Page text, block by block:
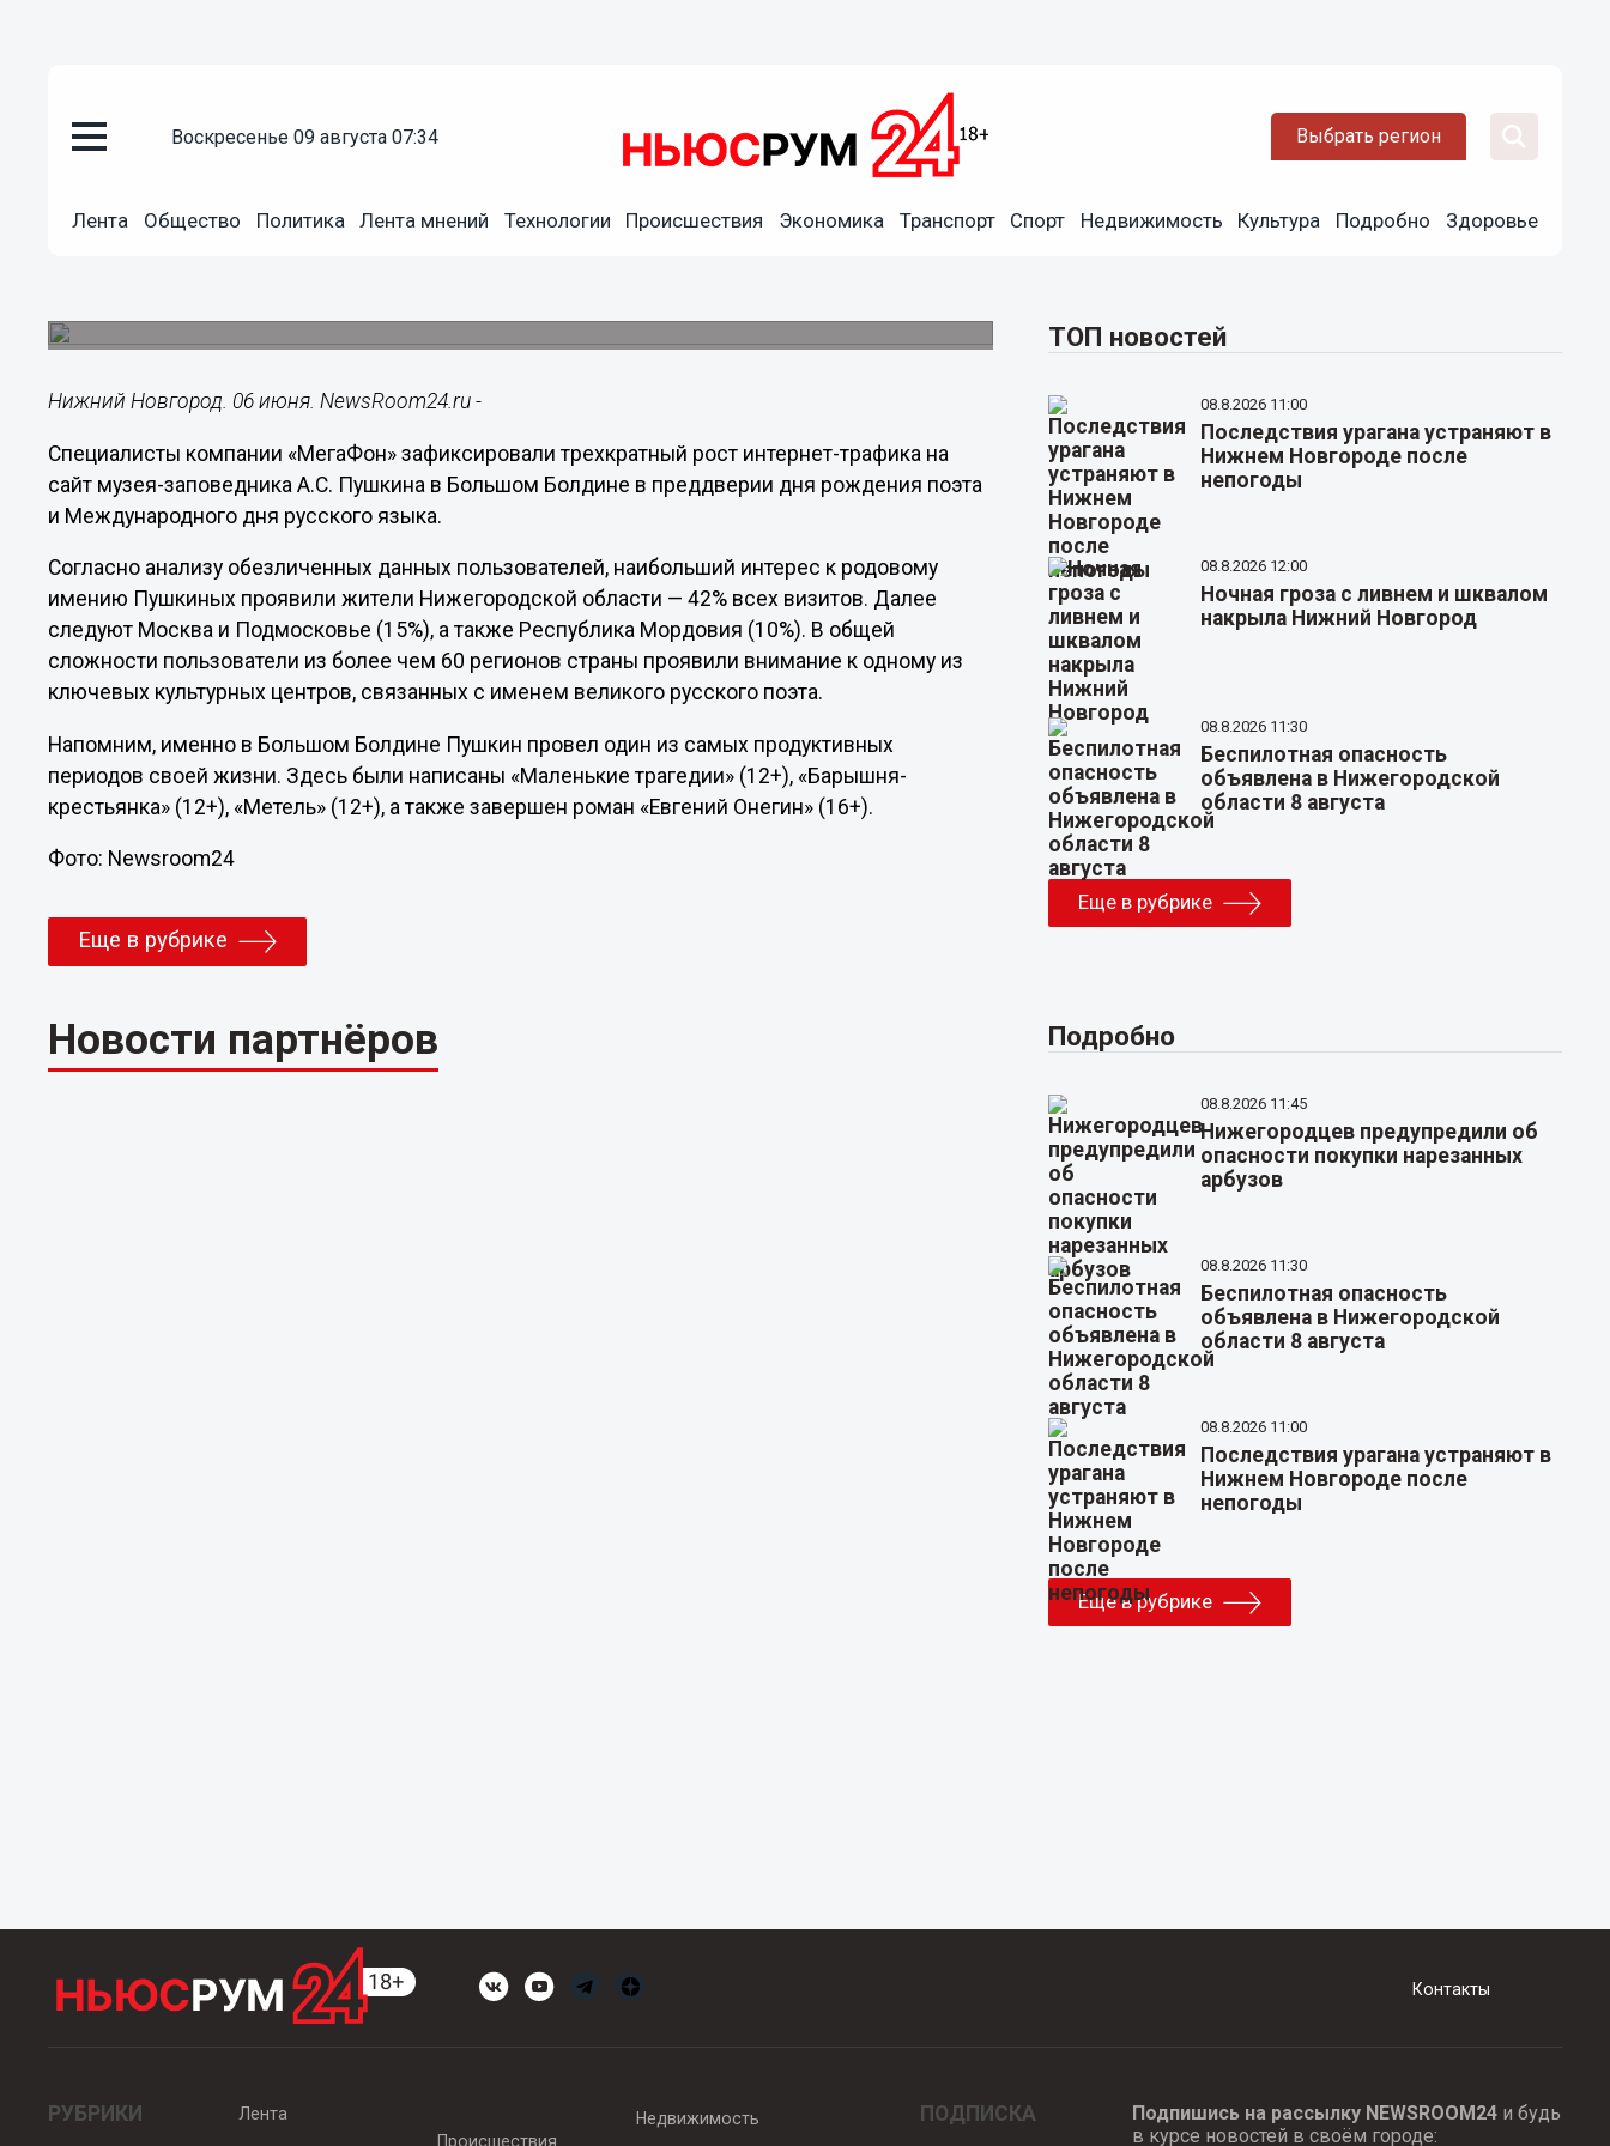
воскресенье 09 августа 07:34 Выбрать регион
Лента Общество Политика Лента мнений Технологии Происшествия Экономика Транспорт Спорт Недвижимость Культура Подробно Здоровье
Интерес к Большому Болдино резко вырос накануне дня
Нижний Новгород. 06 июня. NewsRoom24.ru -
Специалисты компании «МегаФон» зафиксировали трехкратный рост интернет-трафика на
сайт музея-заповедника А.С. Пушкина в Большом Болдине в преддверии дня рождения поэта
и Международного дня русского языка.
Согласно анализу обезличенных данных пользователей, наибольший интерес к родовому
имению Пушкиных проявили жители Нижегородской области — 42% всех визитов. Далее
следуют Москва и Подмосковье (15%), а также Республика Мордовия (10%). В общей
сложности пользователи из более чем 60 регионов страны проявили внимание к одному из
ключевых культурных центров, связанных с именем великого русского поэта.
Напомним, именно в Большом Болдине Пушкин провел один из самых продуктивных
периодов своей жизни. Здесь были написаны «Маленькие трагедии» (12+), «Барышня-
крестьянка» (12+), «Метель» (12+), а также завершен роман «Евгений Онегин» (16+).
Фото: Newsroom24
Еще в рубрике
Новости партнёров
ТОП новостей
08.8.2026 11:00
Последствия урагана устраняют в
Нижнем Новгороде после
непогоды
08.8.2026 12:00
Ночная гроза с ливнем и шквалом
накрыла Нижний Новгород
08.8.2026 11:30
Беспилотная опасность
объявлена в Нижегородской
области 8 августа
Еще в рубрике
Подробно
08.8.2026 11:45
Нижегородцев предупредили об
опасности покупки нарезанных
арбузов
08.8.2026 11:30
Беспилотная опасность
объявлена в Нижегородской
области 8 августа
08.8.2026 11:00
Последствия урагана устраняют в
Нижнем Новгороде после
непогоды
Еще в рубрике
Контакты
РУБРИКИ
Лента
Происшествия
Недвижимость ПОДПИСКА Подпишись на рассылку NEWSROOM24и будь
в курсе новостей в своём городе: